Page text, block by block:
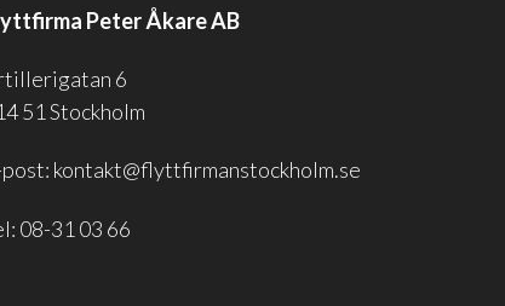
Peter Åkare AB
6
51 Stockholm
kontakt@flyttfirmanstockholm.se
08-31 03 66